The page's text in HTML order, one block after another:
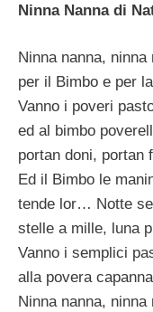
Ninna Nanna di
Ninna nanna, ninna
per il Bimbo e per
Vanno i poveri
ed al bimbo
portan doni, portan
Ed il Bimbo le
tende lor… Notte
stelle a mille, luna
Vanno i semplici
alla povera
Ninna nanna, ninna